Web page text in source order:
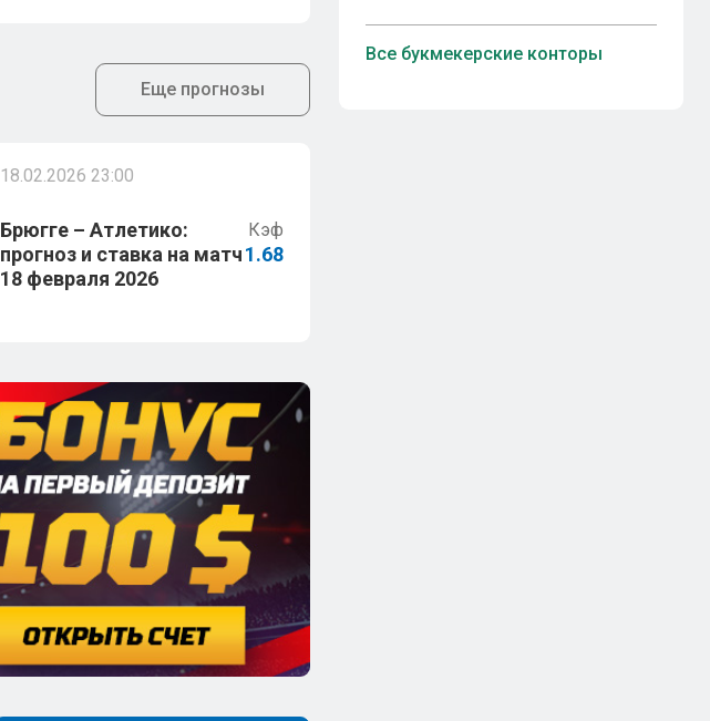
Еще прогнозы
18.02.2026 23:00
Брюгге – Атлетико:
прогноз и ставка на матч
18 февраля 2026
Кэф
1.68
Все букмекерские конторы